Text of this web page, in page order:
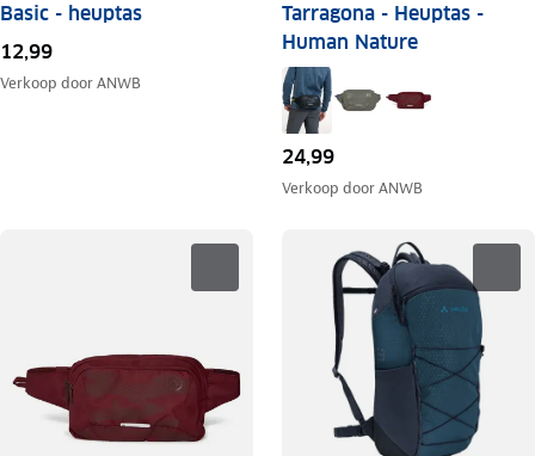
Basic - heuptas
12,99
Verkoop doorANWB
Tarragona - Heuptas -
Human Nature
24,99
Verkoop doorANWB